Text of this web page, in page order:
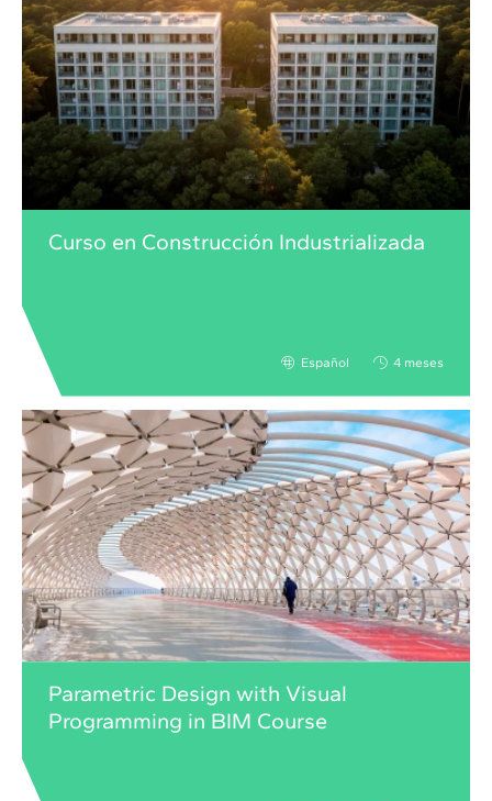
Curso en Construcción Industrializada
Español 4 meses
Parametric Design with Visual
Programming in BIM Course